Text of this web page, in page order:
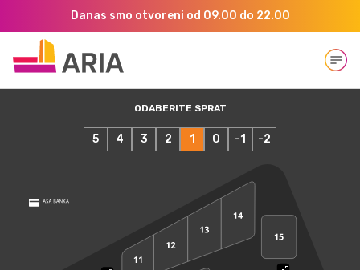
Danas smo otvoreni od 09.00 do 22.00
Open
ODABERITE SPRAT
5 4 3 2 1 0 -1 -2